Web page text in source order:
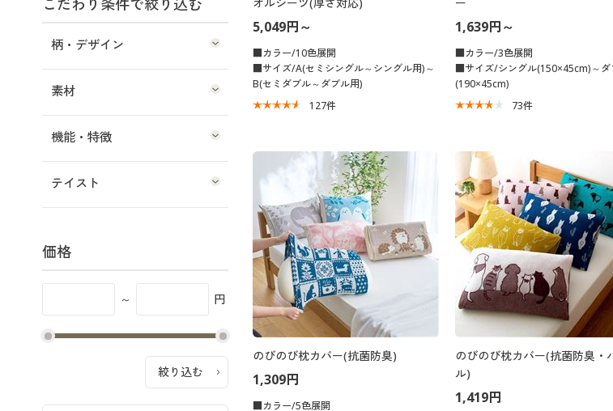
5,049円～
■カラー/10色展開
■サイズ/A(セミシングル～シングル用)～
B(セミダブル～ダブル用)
127件
1,639円～
■カラー/3色展開
■サイズ/シングル(150×45cm)～ダ
(190×45cm)
73件
のびのび枕カバー(抗菌防臭)
1,309円
■カラー/5色展開
のびのび枕カバー(抗菌防臭・
ル)
1,419円
こだわり条件で絞り込む
柄・デザイン
素材
機能・特徴
テイスト
価格
～ 円